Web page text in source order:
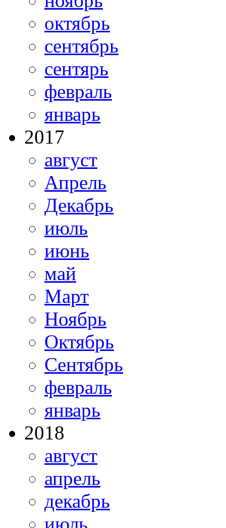
октябрь
сентябрь
сентярь
февраль
январь
2017
август
Апрель
Декабрь
июль
июнь
май
Март
Ноябрь
Октябрь
Сентябрь
февраль
январь
2018
август
апрель
декабрь